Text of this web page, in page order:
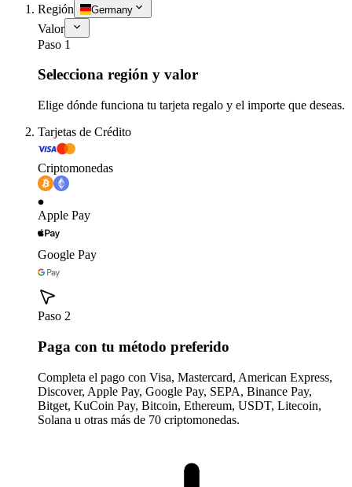
Región Germany
Valor
Paso 1
Selecciona región y valor
Elige dónde funciona tu tarjeta regalo y el importe que deseas.
Tarjetas de Crédito
Criptomonedas
Apple Pay
Google Pay
Paso 2
Paga con tu método preferido
Completa el pago con Visa, Mastercard, American Express,
Discover, Apple Pay, Google Pay, SEPA, Binance Pay,
Bitget, KuCoin Pay, Bitcoin, Ethereum, USDT, Litecoin,
Solana u otras más de 70 criptomonedas.